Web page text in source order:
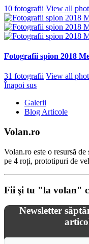
10 fotografii View all
Fotografii spion 2018
31 fotografii View all
Înapoi sus
Galerii
Blog Articole
Volan.ro
Volan.ro este o resursă
pe 4 roți, prototipuri de
Fii şi tu "la volan"
Newsletter